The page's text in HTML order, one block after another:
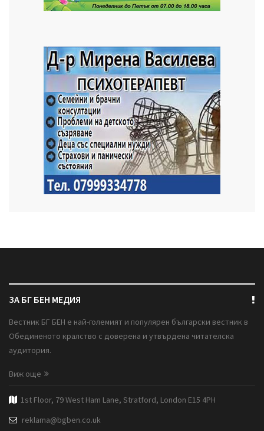
ЗА БГ БЕН МЕДИЯ
Вестник БГ БЕН е най-големият и популярен български вестник в
Обединеното кралство с доверена и утвърдена читателска
аудитория.
Виж още
1st Floor, 79 West Ham Lane, Stratford, London E15 4PH
reklama@bgben.co.uk